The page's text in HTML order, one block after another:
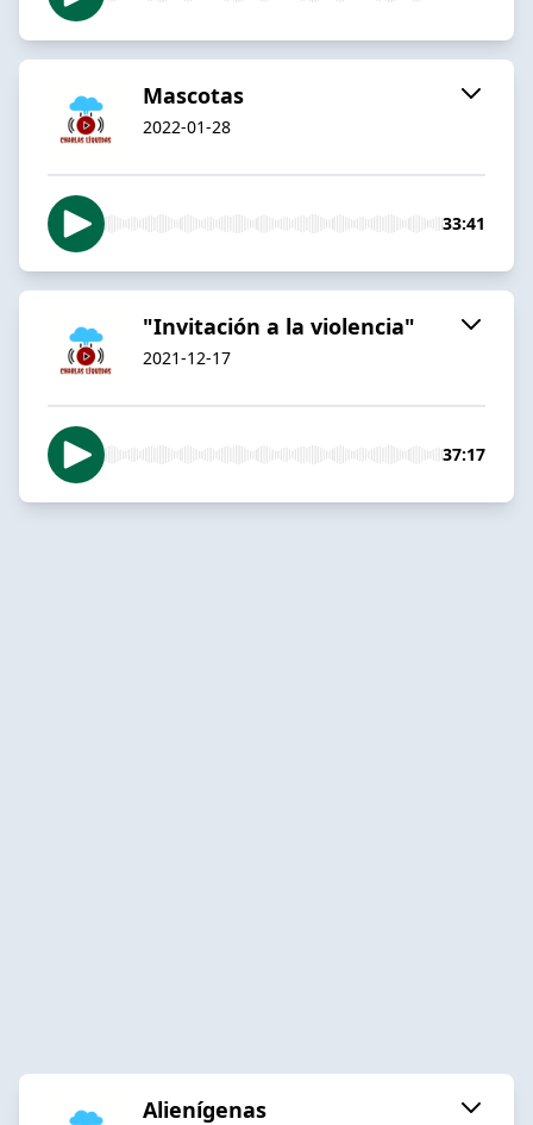
Mascotas
2022-01-28
33:41
"Invitación a la violencia"
2021-12-17
37:17
Alienígenas